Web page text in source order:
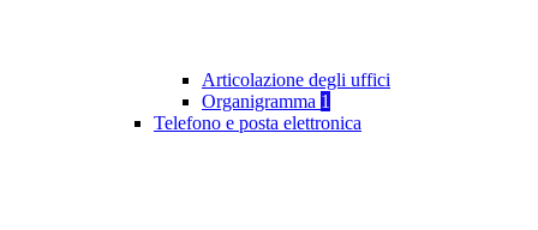
Articolazione degli uffici
Organigramma 1
Telefono e posta elettronica